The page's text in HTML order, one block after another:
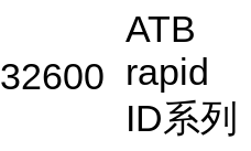
32600
ATB
rapid
ID系列